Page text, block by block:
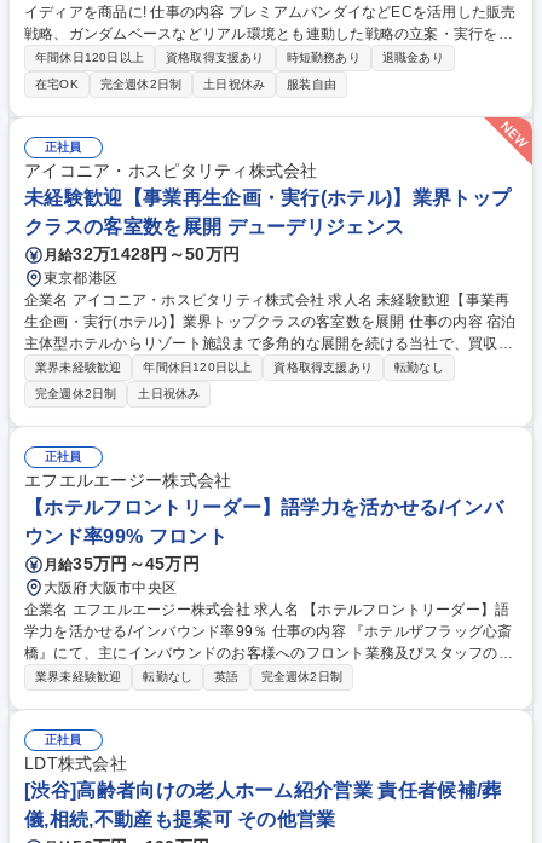
イディアを商品に! 仕事の内容 プレミアムバンダイなどECを活用した販売
戦略、ガンダムベースなどリアル環境とも連動した戦略の立案・実行をお
任せします。 【具体的な仕事内容】 ・プレミアムバンダイ「ホビーオン
ラインショップ」「ガンダムベースオンラインショップ」の運営 ・OMO
「Online Merges with Offline（オンライン マージズ ウィズ オフライ
ン）」など、WEBを活用した新たなマーケティング手法の立案と実行 ・
市場分析、顧客満足度調査や実証データ収集など調査の企画設計～報告書
作成 ・プレミアムバンダイ向け商品の企画、仕入れ、プロモーションの立
案・企画 募集職種 【ECビジネス担当】◎研修･制度充実/アイディアを商
品に!
年間休日120日以上 資格取得支援あり 時短勤務あり
退職金あり
在宅OK
完全週休2日制 土日祝休み 服装自由
正社員
アイコニア・ホスピタリティ株式会社
未経験歓迎【事業再生企画・実行(ホテル)】業界トップ
クラスの客室数を展開 デューデリジェンス
月給32万1428円～50万円
東京都港区
企業名 アイコニア・ホスピタリティ株式会社 求人名 未経験歓迎【事業再
生企画・実行(ホテル)】業界トップクラスの客室数を展開 仕事の内容 宿泊
主体型ホテルからリゾート施設まで多角的な展開を続ける当社で、買収し
たホテルや旅館をフルリニューアルし、地域の新たな「アイコン」へと生
まれ変わらせる業務をお任せします。 【詳細】■ターゲット地域のインバ
ウンド需要の推移、地域経済の動向、競合状況のデータ分析/過去の客室稼
働率や収益データの検証による改善余地の算出/現地調査（フィールドワー
ク）と課題抽出：実際の施設に赴き、サービス水準、料飲（レストラ
ン）、景観、地域特有の資源を調査/再生プランの企画・事業計画書の作
成/プロジェクトの推進・折衝など 募集職種 未経験歓迎【事業再生企画・
実行(ホテル)】業界トップクラスの客室数を展開
業界未経験歓迎 年間休日120日以上 資格取得支援あり
転勤なし
完全週休2日制
土日祝休み
正社員
エフエルエージー株式会社
【ホテルフロントリーダー】語学力を活かせる/インバ
ウンド率99% フロント
月給35万円～45万円
大阪府大阪市中央区
企業名 エフエルエージー株式会社 求人名 【ホテルフロントリーダー】語
学力を活かせる/インバウンド率99％ 仕事の内容 『ホテルザフラッグ心斎
橋』にて、主にインバウンドのお客様へのフロント業務及びスタッフの教
育等のリーダー業務をお任せします。 ★トリップアドバイザーで大阪2位
応 等 1日の宿泊人数の上限を設け、深く丁寧にゲストと向き合うインバウ
ンド率99%のホテルです。スタッフ全員が英語対応可能、フランス語・中
国語・ドイツ語・広東語の多言語対応をしています。 募集職種 【ホテル
フロントリーダー】語学力を活かせる/インバウンド率99％
業界未経験歓迎 転勤なし 英語 完全週休2日制
正社員
LDT株式会社
[渋谷]高齢者向けの老人ホーム紹介営業 責任者候補/葬
儀,相続,不動産も提案可 その他営業